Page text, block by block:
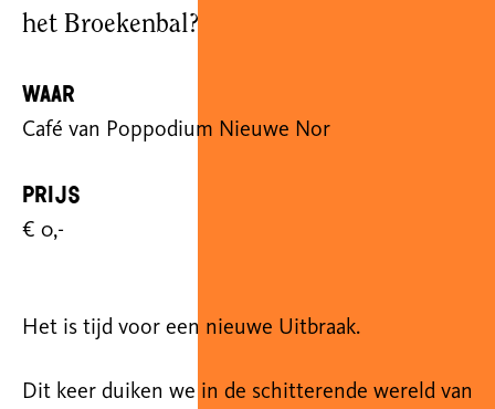
het Broekenbal?
Waar
Café van Poppodium Nieuwe Nor
Prijs
€ 0,-
Het is tijd voor een nieuwe Uitbraak.
Dit keer duiken we in de schitterende wereld van